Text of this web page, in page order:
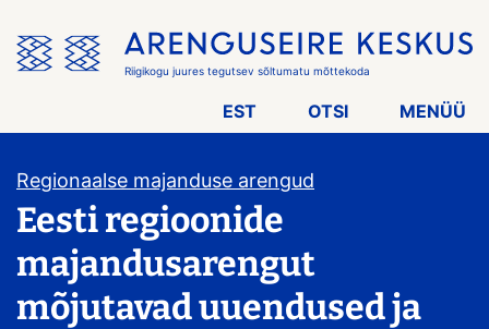
menüü
vahele
Riigikogu juures tegutsev sõltumatu mõttekoda
EST OTSI MENÜÜ
Regionaalse majanduse arengud
Eesti regioonide
majandusarengut
mõjutavad uuendused ja